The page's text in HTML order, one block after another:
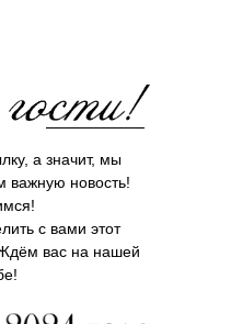
а значит, мы
важную новость!
с вами этот
вас на нашей